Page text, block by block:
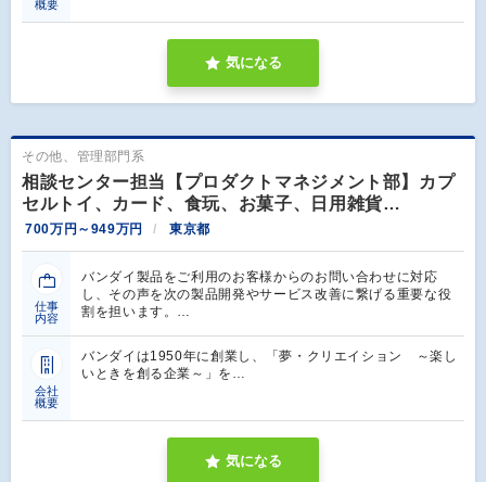
概要
気になる
その他、管理部門系
相談センター担当【プロダクトマネジメント部】カプ
セルトイ、カード、食玩、お菓子、日用雑貨…
700万円～949万円 東京都
仕事
内容
バンダイ製品をご利用のお客様からのお問い合わせに対応
し、その声を次の製品開発やサービス改善に繋げる重要な役
割を担います。…
会社
概要
バンダイは1950年に創業し、「夢・クリエイション ～楽し
いときを創る企業～」を…
気になる